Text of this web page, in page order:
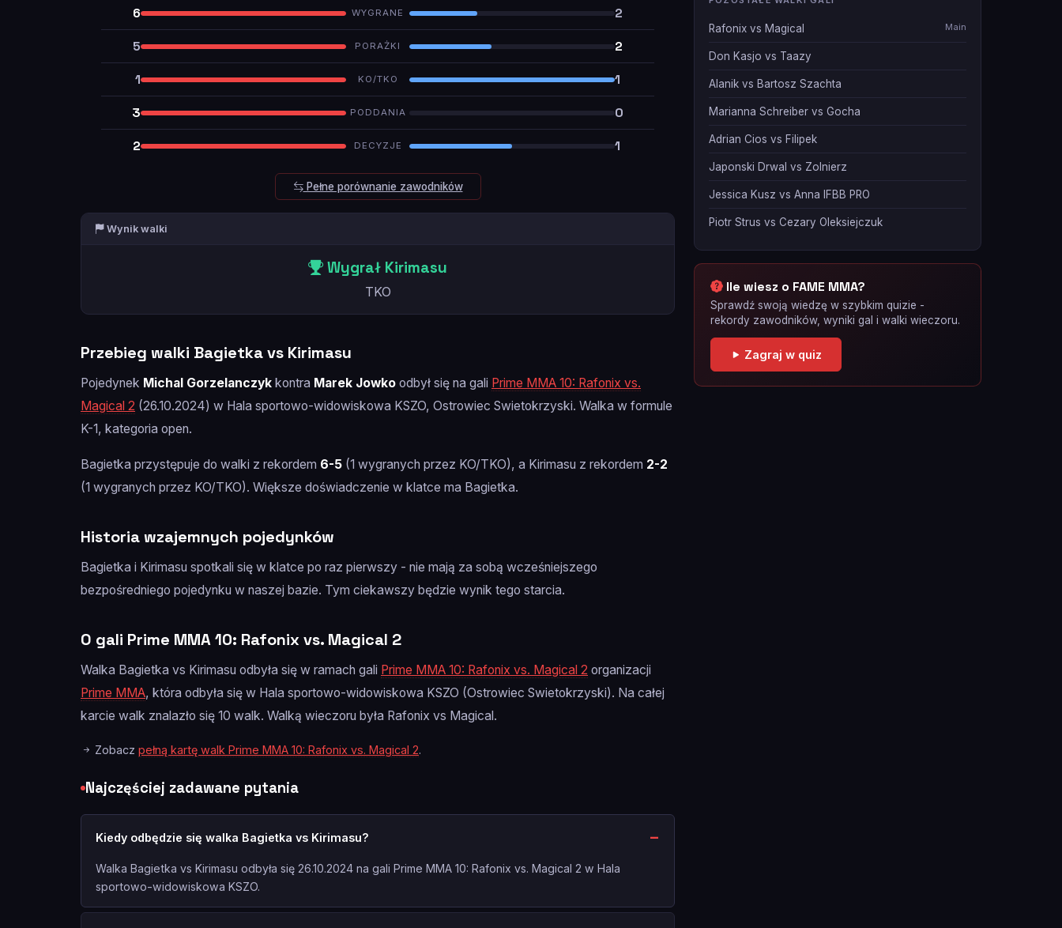
6 WYGRANE
2
5
PORAŻKI
2
1
KO/TKO
1
3
PODDANIA
0
2
DECYZJE 1
Pełne porównanie zawodników
Wynik walki
Wygrał Kirimasu
TKO
Przebieg walki Bagietka vs Kirimasu
Pojedynek Michal Gorzelanczyk kontra Marek Jowko odbył się na gali Prime MMA 10: Rafonix vs.
Magical 2 (26.10.2024) w Hala sportowo-widowiskowa KSZO, Ostrowiec Swietokrzyski. Walka w formule
K-1, kategoria open.
Bagietka przystępuje do walki z rekordem 6-5 (1 wygranych przez KO/TKO), a Kirimasu z rekordem 2-2
(1 wygranych przez KO/TKO). Większe doświadczenie w klatce ma Bagietka.
Historia wzajemnych pojedynków
Bagietka i Kirimasu spotkali się w klatce po raz pierwszy - nie mają za sobą wcześniejszego
bezpośredniego pojedynku w naszej bazie. Tym ciekawszy będzie wynik tego starcia.
O gali Prime MMA 10: Rafonix vs. Magical 2
Walka Bagietka vs Kirimasu odbyła się w ramach gali Prime MMA 10: Rafonix vs. Magical 2 organizacji
Prime MMA, która odbyła się w Hala sportowo-widowiskowa KSZO (Ostrowiec Swietokrzyski). Na całej
karcie walk znalazło się 10 walk. Walką wieczoru była Rafonix vs Magical.
Zobacz pełną kartę walk Prime MMA 10: Rafonix vs. Magical 2.
Najczęściej zadawane pytania
Kiedy odbędzie się walka Bagietka vs Kirimasu?
Walka Bagietka vs Kirimasu odbyła się 26.10.2024 na gali Prime MMA 10: Rafonix vs. Magical 2 w Hala
sportowo-widowiskowa KSZO.
Rafonix vs Magical Main
Don Kasjo vs Taazy
Alanik vs Bartosz Szachta
Marianna Schreiber vs Gocha
Adrian Cios vs Filipek
Japonski Drwal vs Zolnierz
Jessica Kusz vs Anna IFBB PRO
Piotr Strus vs Cezary Oleksiejczuk
Ile wiesz o FAME MMA?
Sprawdź swoją wiedzę w szybkim quizie -
rekordy zawodników, wyniki gal i walki wieczoru.
Zagraj w quiz